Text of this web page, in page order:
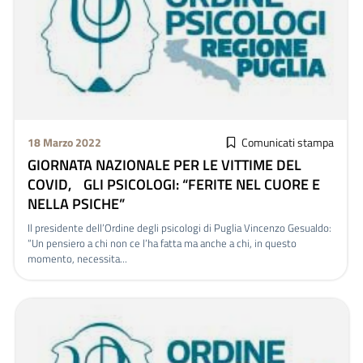
18 Marzo 2022 Comunicati stampa
GIORNATA NAZIONALE PER LE VITTIME DEL
COVID, GLI PSICOLOGI: “FERITE NEL CUORE E
NELLA PSICHE”
Il presidente dell’Ordine degli psicologi di Puglia Vincenzo Gesualdo:
“Un pensiero a chi non ce l’ha fatta ma anche a chi, in questo
momento, necessita...